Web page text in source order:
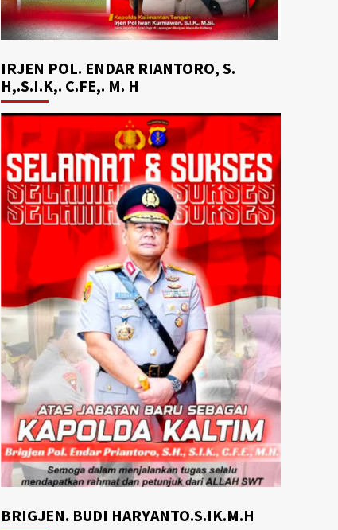
IRJEN POL. ENDAR RIANTORO, S.
H,.S.I.K,. C.FE,. M. H
BRIGJEN. BUDI HARYANTO.S.IK.M.H